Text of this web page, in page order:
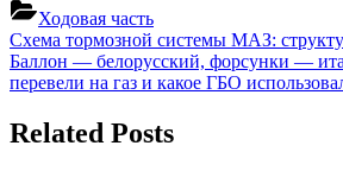
Ходовая часть
Навигация
по
Previous
Post:
Схема тормозной системы МАЗ:
Next
Post:
Баллон — белорусский, форсунки —
перевели на газ и какое ГБО
Related Posts